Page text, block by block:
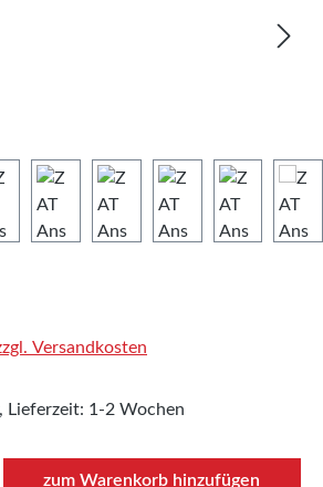
Versandkosten
Lieferzeit: 1-2 Wochen
Gib den gewünschten
zum Warenkorb hinzufügen